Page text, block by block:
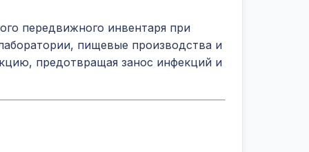
передвижного инвентаря при
пищевые производства и
предотвращая занос инфекций и